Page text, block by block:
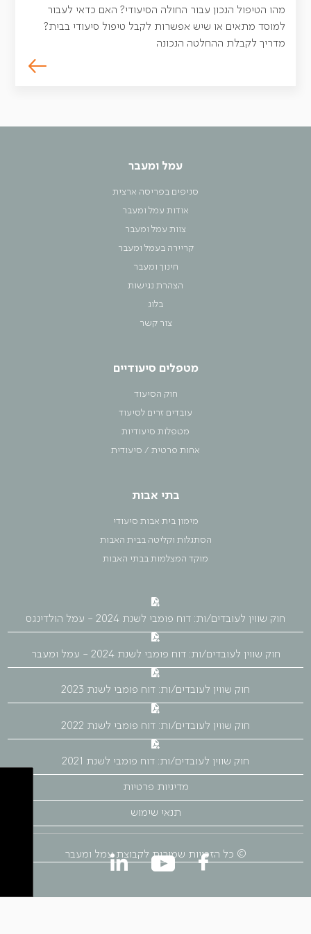
מהו הטיפול הנכון עבור החולה הסיעודי? האם כדאי לעבור
למוסד מתאים או שיש אפשרות לקבל טיפול סיעודי בבית?
מדריך לקבלת ההחלטה הנכונה
עמל ומעבר
סניפים בפריסה ארצית
אודות עמל ומעבר
צוות עמל ומעבר
קריירה בעמל ומעבר
חינוך ומעבר
הצהרת נגישות
בלוג
צור קשר
מטפלים סיעודיים
חוק הסיעוד
עובדים זרים לסיעוד
מטפלות סיעודיות
אחות פרטית / סיעודית
בתי אבות
מימון בית אבות סיעודי
הסתגלות וקליטה בבית האבות
מוקד המצלמות בבתי האבות
חוק שווין לעובדים/ות: דוח פומבי לשנת 2024 - עמל הולדינגס
חוק שווין לעובדים/ות: דוח פומבי לשנת 2024 - עמל ומעבר
חוק שווין לעובדים/ות: דוח פומבי לשנת 2023
חוק שווין לעובדים/ות: דוח פומבי לשנת 2022
חוק שווין לעובדים/ות: דוח פומבי לשנת 2021
מדיניות פרטיות
תנאי שימוש
© כל הזכויות שמורות לקבוצת עמל ומעבר